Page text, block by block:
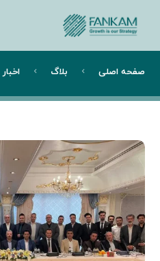
صفحه اصلی بلاگ اخبار